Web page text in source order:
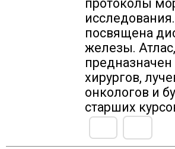
протоколы
посвящена
железы.
хирургов,
онкологов и
старших